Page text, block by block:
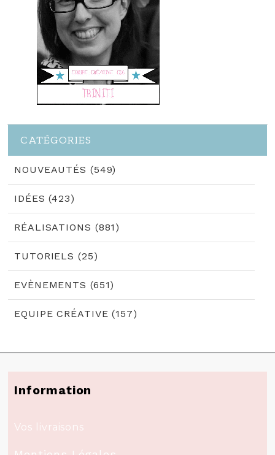
CATÉGORIES
NOUVEAUTÉS (549)
IDÉES (423)
RÉALISATIONS (881)
TUTORIELS (25)
EVÈNEMENTS (651)
EQUIPE CRÉATIVE (157)
Information
Vos livraisons